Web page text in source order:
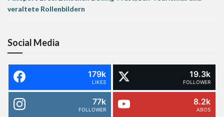
veraltete Rollenbildern
Social Media
179k
LIKES
19.3k
FOLLOWER
77k
FOLLOWER
8.2k
ABOS